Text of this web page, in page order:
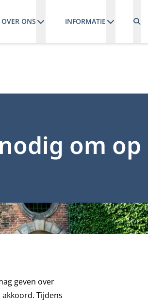
OVER ONS INFORMATIE
om op
geven over
Tijdens